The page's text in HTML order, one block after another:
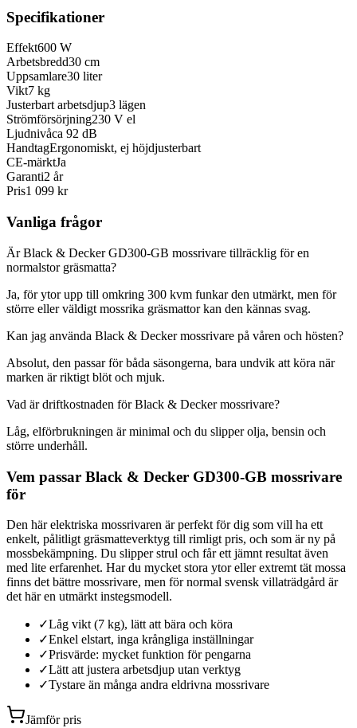
Specifikationer
Effekt600 W
Arbetsbredd30 cm
Uppsamlare30 liter
Vikt7 kg
Justerbart arbetsdjup3 lägen
Strömförsörjning230 V el
Ljudnivåca 92 dB
HandtagErgonomiskt, ej höjdjusterbart
CE-märktJa
Garanti2 år
Pris1 099 kr
Vanliga frågor
Är Black & Decker GD300-GB mossrivare tillräcklig för en
normalstor gräsmatta?
Ja, för ytor upp till omkring 300 kvm funkar den utmärkt, men för
större eller väldigt mossrika gräsmattor kan den kännas svag.
Kan jag använda Black & Decker mossrivare på våren och hösten?
Absolut, den passar för båda säsongerna, bara undvik att köra när
marken är riktigt blöt och mjuk.
Vad är driftkostnaden för Black & Decker mossrivare?
Låg, elförbrukningen är minimal och du slipper olja, bensin och
större underhåll.
Vem passar Black & Decker GD300-GB mossrivare
för
Den här elektriska mossrivaren är perfekt för dig som vill ha ett
enkelt, pålitligt gräsmatteverktyg till rimligt pris, och som är ny på
mossbekämpning. Du slipper strul och får ett jämnt resultat även
med lite erfarenhet. Har du mycket stora ytor eller extremt tät mossa
finns det bättre mossrivare, men för normal svensk villaträdgård är
det här en utmärkt instegsmodell.
✓Låg vikt (7 kg), lätt att bära och köra
✓Enkel elstart, inga krångliga inställningar
✓Prisvärde: mycket funktion för pengarna
✓Lätt att justera arbetsdjup utan verktyg
✓Tystare än många andra eldrivna mossrivare
Jämför pris